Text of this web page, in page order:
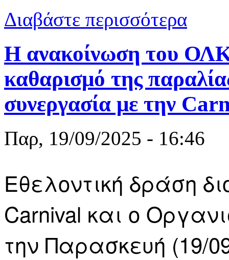
Διαβάστε περισσότερα
Η ανακοίνωση του ΟΛΚ
καθαρισμό της
συνεργασία με την
Παρ, 19/09/2025 - 16:46
Εθελοντική δράση
Carnival και ο
την Παρασκευή (19/